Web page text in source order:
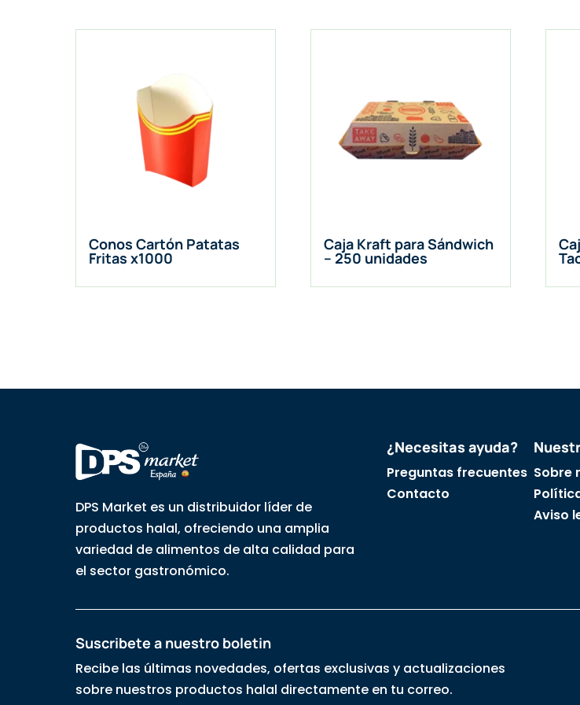
Conos Cartón Patatas
Fritas x1000
Caja Kraft para Sándwich
– 250 unidades
DPS Market es un distribuidor líder de
productos halal, ofreciendo una amplia
variedad de alimentos de alta calidad para
el sector gastronómico.
¿Necesitas ayuda?
Preguntas frecuentes
Contacto
Sobre
Aviso
Suscribete a nuestro boletin
Recibe las últimas novedades, ofertas exclusivas y actualizaciones
sobre nuestros productos halal directamente en tu correo.